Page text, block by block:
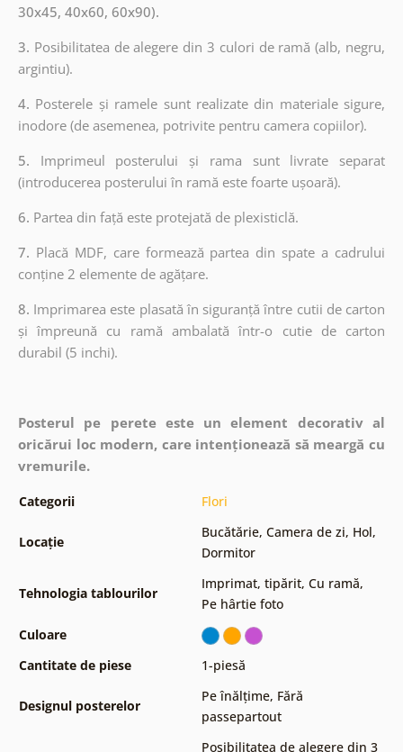
30x45, 40x60, 60x90).
3. Posibilitatea de alegere din 3 culori de ramă (alb, negru,
argintiu).
4. Posterele și ramele sunt realizate din materiale sigure,
inodore (de asemenea, potrivite pentru camera copiilor).
5. Imprimeul posterului și rama sunt livrate separat
(introducerea posterului în ramă este foarte ușoară).
6. Partea din față este protejată de plexisticlă.
7. Placă MDF, care formează partea din spate a cadrului
conține 2 elemente de agățare.
8. Imprimarea este plasată în siguranță între cutii de carton
și împreună cu ramă ambalată într-o cutie de carton
durabil (5 inchi).
Posterul pe perete este un element decorativ al
oricărui loc modern, care intenționează să meargă cu
vremurile.
Categorii Flori
Locație
Bucătărie, Camera de zi, Hol,
Dormitor
Tehnologia tablourilor
Imprimat, tipărit, Cu ramă,
Pe hârtie foto
Culoare
Cantitate de piese
1-piesă
Designul posterelor
Pe înălțime, Fără
passepartout
Posibilitatea de alegere din 3